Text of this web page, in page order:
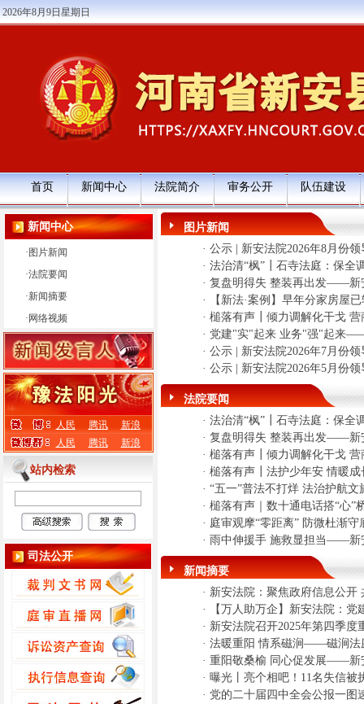
2026年8月9日星期日
首页 新闻中心 法院简介 审务公开 队伍建设
新闻中心
· 图片新闻
·法院要闻
·新闻摘要
· 网络视频
人民 腾讯
新浪
人民
腾讯 新浪
站内检索
司法公开
图片新闻
· 公示 | 新安法院2026年8月份
· 法治清“枫”┃石寺法庭：保全
· 复盘明得失 整装再出发——新
·
【新法·案例】早年分家房屋
· 槌落有声┃倾力调解化干戈 营
· 党建"实"起来 业务"强"起来
· 公示 | 新安法院2026年7月份
· 公示 | 新安法院2026年5月份
法院要闻
· 法治清“枫”┃石寺法庭：保全
· 复盘明得失 整装再出发——新
· 槌落有声┃倾力调解化干戈 营
· 槌落有声┃法护少年安 情暖成
· “五一”普法不打烊 法治护航
· 槌落有声｜数十通电话搭“心”
· 庭审观摩“零距离” 防微杜渐
· 雨中伸援手 施救显担当——新
新闻摘要
· 新安法院：聚焦政府信息公开
·
【万人助万企】新安法院：
· 新安法院召开2025年第四季度
· 法暖重阳 情系磁涧——磁涧法
· 重阳敬桑榆 同心促发展——新
· 曝光丨亮个相吧！11名失信被
· 党的二十届四中全会公报一图